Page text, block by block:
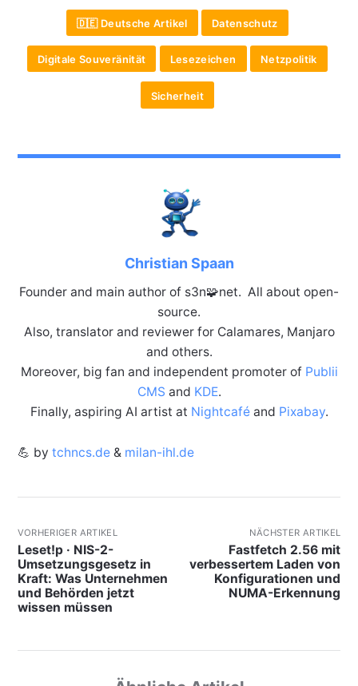
🇩🇪 Deutsche Artikel Datenschutz
Digitale Souveränität Lesezeichen Netzpolitik
Sicherheit
Christian Spaan
Founder and main author of s3n🧩net. All about open-
source.
Also, translator and reviewer for Calamares, Manjaro
and others.
Moreover, big fan and independent promoter of Publii
CMS and KDE.
Finally, aspiring AI artist at Nightcaféand Pixabay.
💪 by tchncs.de& milan-ihl.de
VORHERIGER ARTIKEL
Leset!p · NIS-2-
Umsetzungsgesetz in
Kraft: Was Unternehmen
und Behörden jetzt
wissen müssen
NÄCHSTER ARTIKEL
Fastfetch 2.56 mit
verbessertem Laden von
Konfigurationen und
NUMA-Erkennung